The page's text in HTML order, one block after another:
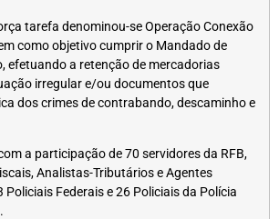
tarefa denominou-se Operação Conexão
como objetivo cumprir o Mandado de
efetuando a retenção de mercadorias
irregular e/ou documentos que
dos crimes de contrabando, descaminho e
a participação de 70 servidores da RFB,
Analistas-Tributários e Agentes
Federais e 26 Policiais da Polícia